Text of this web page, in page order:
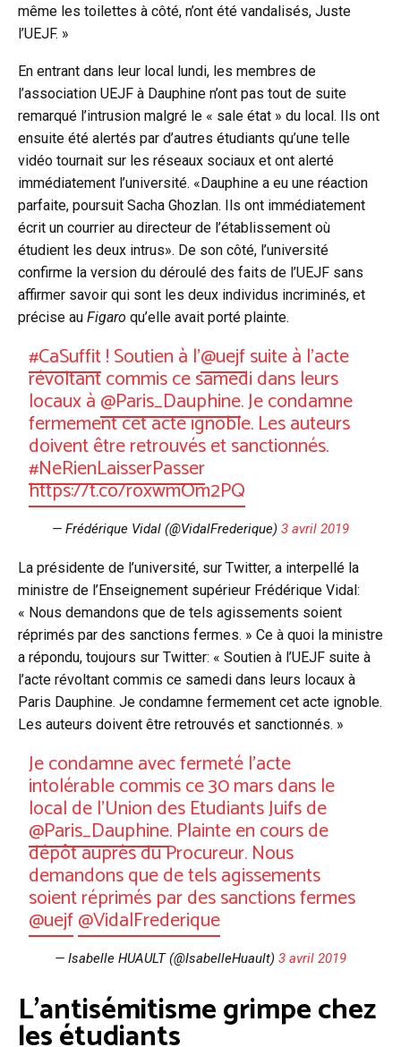
même les toilettes à côté, n’ont été vandalisés, Juste
l’UEJF. »
En entrant dans leur local lundi, les membres de
l’association UEJF à Dauphine n’ont pas tout de suite
remarqué l’intrusion malgré le « sale état » du local. Ils ont
ensuite été alertés par d’autres étudiants qu’une telle
vidéo tournait sur les réseaux sociaux et ont alerté
immédiatement l’université. «Dauphine a eu une réaction
parfaite, poursuit Sacha Ghozlan. Ils ont immédiatement
écrit un courrier au directeur de l’établissement où
étudient les deux intrus». De son côté, l’université
confirme la version du déroulé des faits de l’UEJF sans
affirmer savoir qui sont les deux individus incriminés, et
précise au Figaro qu’elle avait porté plainte.
#CaSuffit! Soutien à l'@uejfsuite à l'acte
révoltant commis ce samedi dans leurs
locaux à@Paris_Dauphine. Je condamne
fermement cet acte ignoble. Les auteurs
doivent être retrouvés et sanctionnés.
#NeRienLaisserPasser
https://t.co/roxwmOm2PQ
— Frédérique Vidal (@VidalFrederique) 3 avril 2019
La présidente de l’université, sur Twitter, a interpellé la
ministre de l’Enseignement supérieur Frédérique Vidal:
« Nous demandons que de tels agissements soient
réprimés par des sanctions fermes. » Ce à quoi la ministre
a répondu, toujours sur Twitter: « Soutien à l’UEJF suite à
l’acte révoltant commis ce samedi dans leurs locaux à
Paris Dauphine. Je condamne fermement cet acte ignoble.
Les auteurs doivent être retrouvés et sanctionnés. »
Je condamne avec fermeté l’acte
intolérable commis ce 30 mars dans le
local de l'Union des Etudiants Juifs de
@Paris_Dauphine. Plainte en cours de
dépôt auprès du Procureur. Nous
demandons que de tels agissements
soient réprimés par des sanctions fermes
@uejf@VidalFrederique
— Isabelle HUAULT (@IsabelleHuault) 3 avril 2019
L’antisémitisme grimpe chez
les étudiants